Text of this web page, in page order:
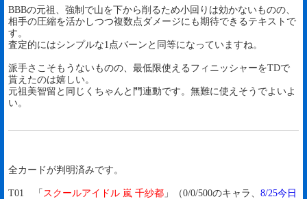
BBBの元祖、強制で山を下から削るため小回りは効かないものの、
相手の圧縮を活かしつつ複数点ダメージにも期待できるテキストで
す。
査定的にはシンプルな1点バーンと同等になっていますね。
派手さこそもうないものの、最低限使えるフィニッシャーをTDで
貰えたのは嬉しい。
元祖美智留と同じくちゃんと門連動です。無難に使えそうでよいよ
い。
全カードが判明済みです。
T01 「 スクールアイドル 嵐 千紗都 」（0/0/500のキャラ、 8/25今日